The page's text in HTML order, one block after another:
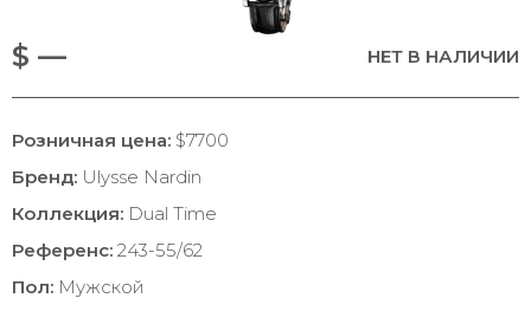
$ — НЕТ В НАЛИЧИИ
Розничная цена: $7700
Бренд: Ulysse Nardin
Коллекция: Dual Time
Референс: 243-55/62
Пол: Мужской